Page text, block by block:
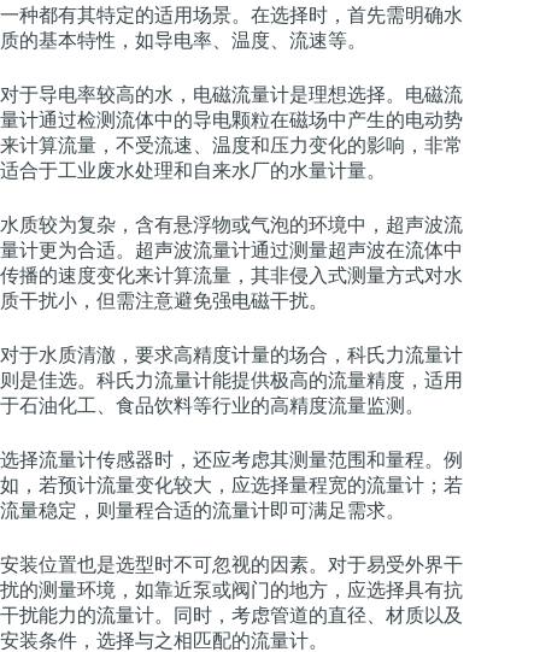
一种都有其特定的适用场景。在选择时，首先需明确水
质的基本特性，如导电率、温度、流速等。
对于导电率较高的水，电磁流量计是理想选择。电磁流
量计通过检测流体中的导电颗粒在磁场中产生的电动势
来计算流量，不受流速、温度和压力变化的影响，非常
适合于工业废水处理和自来水厂的水量计量。
水质较为复杂，含有悬浮物或气泡的环境中，超声波流
量计更为合适。超声波流量计通过测量超声波在流体中
传播的速度变化来计算流量，其非侵入式测量方式对水
质干扰小，但需注意避免强电磁干扰。
对于水质清澈，要求高精度计量的场合，科氏力流量计
则是佳选。科氏力流量计能提供极高的流量精度，适用
于石油化工、食品饮料等行业的高精度流量监测。
选择流量计传感器时，还应考虑其测量范围和量程。例
如，若预计流量变化较大，应选择量程宽的流量计；若
流量稳定，则量程合适的流量计即可满足需求。
安装位置也是选型时不可忽视的因素。对于易受外界干
扰的测量环境，如靠近泵或阀门的地方，应选择具有抗
干扰能力的流量计。同时，考虑管道的直径、材质以及
安装条件，选择与之相匹配的流量计。